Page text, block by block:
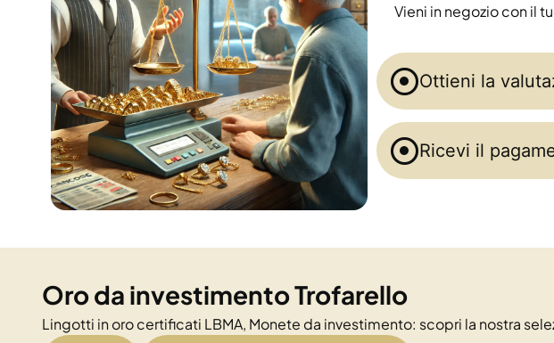
Vieni in negozio con il
Ottieni la
Ricevi il
Oro da investimento Trofarello
Lingotti in oro certificati LBMA, Monete da investimento: scopri la nostra